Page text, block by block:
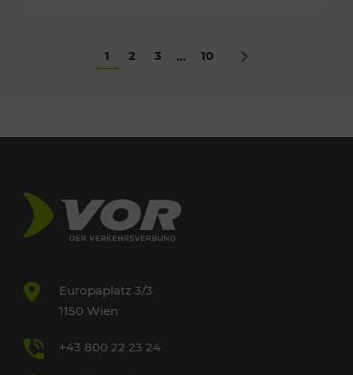
1 2 3 ... 10 Nächstes
Europaplatz 3/3
1150 Wien
+43 800 22 23 24